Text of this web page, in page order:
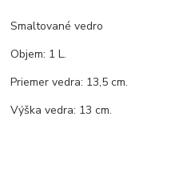
Smaltované vedro
Objem: 1 L.
Priemer vedra: 13,5 cm.
Výška vedra: 13 cm.